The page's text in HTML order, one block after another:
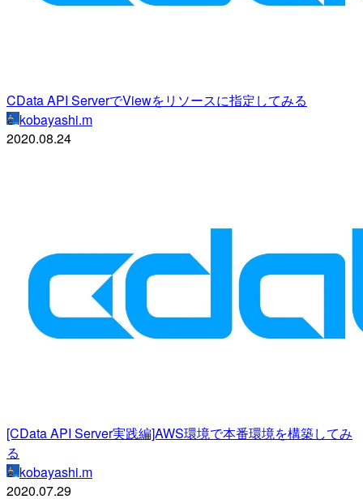
CData API ServerでViewをリソースに指定してみる
kobayashi.m
2020.08.24
[CData API Server実践編]AWS環境で本番環境を構築してみ
る
kobayashi.m
2020.07.29